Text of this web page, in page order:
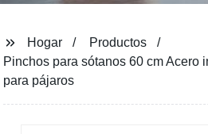
Hogar
Productos
Pinchos para sótanos 60 cm Acero
para pájaros